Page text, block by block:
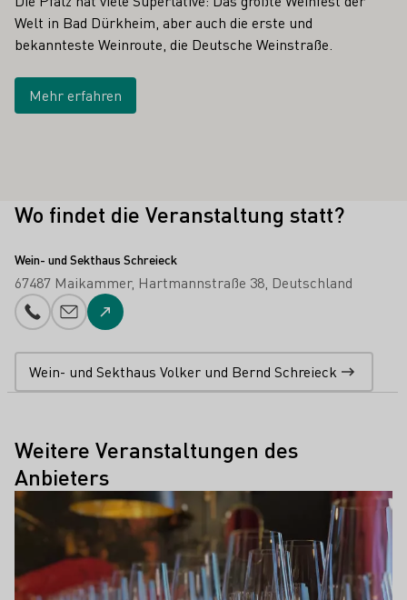
Welt in Bad Dürkheim, aber auch die erste und
bekannteste Weinroute, die Deutsche Weinstraße.
Mehr erfahren
Wo findet die Veranstaltung statt?
Wein- und Sekthaus Schreieck
67487 Maikammer Hartmannstraße 38 Deutschland
Telefonnummer
E-Mail-Adresse
Zur Website
Wein- und Sekthaus Volker und Bernd Schreieck
Weitere Veranstaltungen des
Anbieters
Mehr erfahren